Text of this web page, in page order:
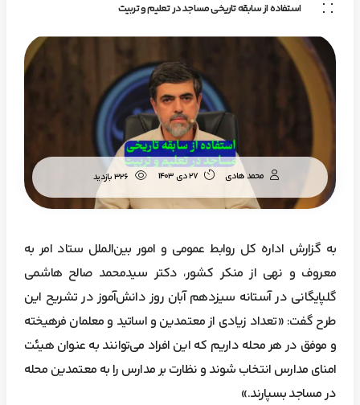
استفاده از سابقه تاریخی مساجد در تعلیم و تربیت
27 دی 1403 محمد هادی
به گزارش اداره کل روابط عمومی و امور بین‌الملل ستاد امر به
معروف و نهی از منکر کشور، دکتر سیدمحمد صالح هاشمی
گلپایگانی در آستانه سیزدهم آبان روز دانش‌آموز در تشریح این
طرح گفت: «تعداد زیادی از معتمدین و اساتید و معلمان فرهیخته
و موفق در هر محله داریم که این افراد می‌توانند به عنوان هیئت
امنای مدارس انتخاب شوند و نظارت بر مدارس را به معتمدین محله
در مساجد بسپارند.»